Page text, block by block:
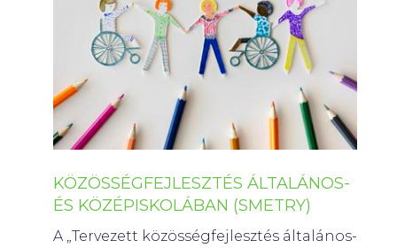
KÖZÖSSÉGFEJLESZTÉS ÁLTALÁNOS-
ÉS KÖZÉPISKOLÁBAN (SMETRY)
A „Tervezett közösségfejlesztés általános-